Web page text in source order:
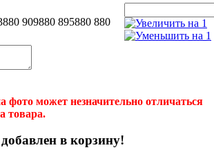
880 909880 895880 880
фото может незначительно отличаться
товара.
в корзину!